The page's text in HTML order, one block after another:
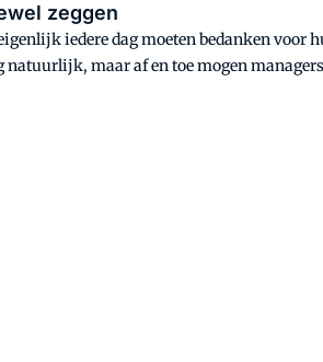
zeggen
iedere dag moeten bedanken
natuurlijk, maar af en toe mogen